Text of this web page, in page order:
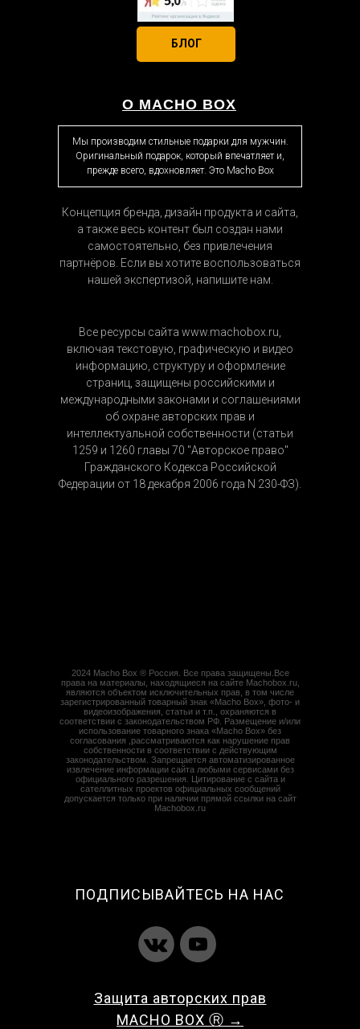
2024 Macho Box ® Россия. Все права защищены.Все
права на материалы, находящиеся на сайте Machobox.ru,
являются объектом исключительных прав, в том числе
зарегистрированный товарный знак «Macho Box», фото- и
видеоизображения, статьи и т.п., охраняются в
соответствии с законодательством РФ. Размещение и/или
использование товарного знака «Macho Box» без
согласования ,рассматриваются как нарушение прав
собственности в соответствии с действующим
законодательством. Запрещается автоматизированное
извлечение информации сайта любыми сервисами без
официального разрешения. Цитирование с сайта и
сателлитных проектов официальных сообщений
допускается только при наличии прямой ссылки на сайт
Machobox.ru
Мы производим стильные подарки для мужчин.
Оригинальный подарок, который впечатляет и,
прежде всего, вдохновляет. Это Macho Box
О MACHO BOX
ПОДПИСЫВАЙТЕСЬ НА НАС
Концепция бренда, дизайн продукта и сайта,
а также весь контент был создан нами
самостоятельно, без привлечения
партнёров. Если вы хотите воспользоваться
нашей экспертизой, напишите нам.
Все ресурсы сайта www.machobox.ru,
включая текстовую, графическую и видео
информацию, структуру и оформление
страниц, защищены российскими и
международными законами и соглашениями
об охране авторских прав и
интеллектуальной собственности (статьи
1259 и 1260 главы 70 "Авторское право"
Гражданского Кодекса Российской
Федерации от 18 декабря 2006 года N 230-ФЗ).
Защита авторских прав
MACHO BOX Ⓡ →
БЛОГ